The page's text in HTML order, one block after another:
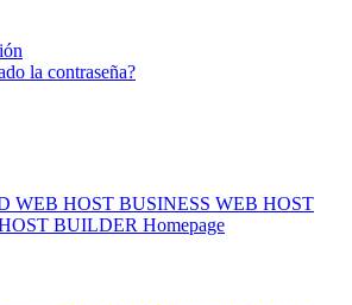
la contraseña?
WEB HOST BUSINESS WEB HOST
BUILDER Homepage